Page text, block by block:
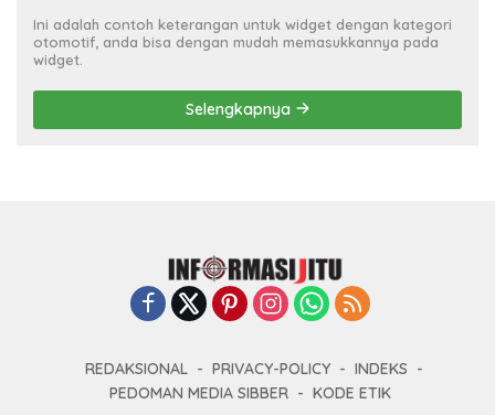
Ini adalah contoh keterangan untuk widget dengan kategori
otomotif, anda bisa dengan mudah memasukkannya pada
widget.
Selengkapnya
REDAKSIONAL PRIVACY-POLICY
INDEKS
PEDOMAN MEDIA SIBBER
KODE ETIK